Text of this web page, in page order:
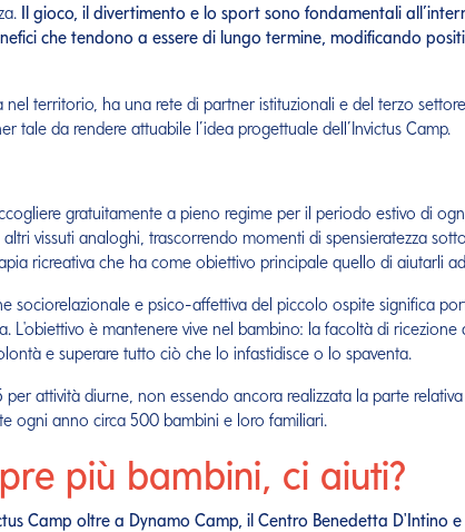
Il gioco, il divertimento e lo sport sono fondamentali
che tendono a essere di lungo termine, modificando
nel territorio, ha una rete di partner istituzionali e del terzo
tale da rendere attuabile l’idea progettuale dell’Invictus Camp.
gratuitamente a pieno regime per il periodo estivo di
vissuti analoghi, trascorrendo momenti di spensieratezza
ricreativa che ha come obiettivo principale quello di aiutarli
sociorelazionale e psico-affettiva del piccolo ospite significa
è mantenere vive nel bambino: la facoltà di
e superare tutto ciò che lo infastidisce o lo spaventa.
attività diurne, non essendo ancora realizzata la parte
ogni anno circa 500 bambini e loro familiari.
più bambini, ci aiuti?
Camp oltre a Dynamo Camp, il Centro Benedetta D'Intino